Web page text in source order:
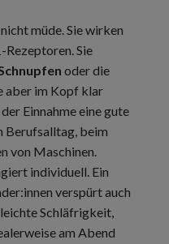
müde. Sie wirken
Sie
oder die
aber im Kopf klar
Einnahme eine gute
Berufsalltag, beim
von Maschinen.
individuell. Ein
verspürt auch
Schläfrigkeit,
am Abend